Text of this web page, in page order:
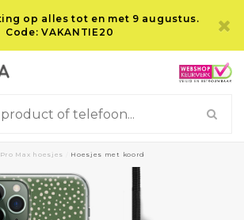
op alles tot en met 9 augustus.
Code: VAKANTIE20
Pro Max hoesjes Hoesjes met koord